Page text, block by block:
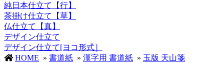
純日本仕立て【行】
茶掛け仕立て【草】
仏仕立て【真】
デザイン仕立て
デザイン仕立て[ヨコ形式］
HOME » 書道紙 » 漢字用 書道紙 » 玉版 天山箋